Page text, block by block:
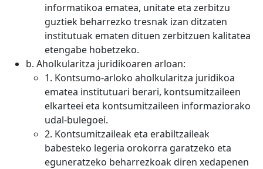
informatikoa ematea, unitate eta zerbitzu
guztiek beharrezko tresnak izan ditzaten
institutuak ematen dituen zerbitzuen kalitatea
etengabe hobetzeko.
b. Aholkularitza juridikoaren arloan:
1. Kontsumo-arloko aholkularitza juridikoa
ematea institutuari berari, kontsumitzaileen
elkarteei eta kontsumitzaileen informaziorako
udal-bulegoei.
2. Kontsumitzaileak eta erabiltzaileak
babesteko legeria orokorra garatzeko eta
eguneratzeko beharrezkoak diren xedapenen